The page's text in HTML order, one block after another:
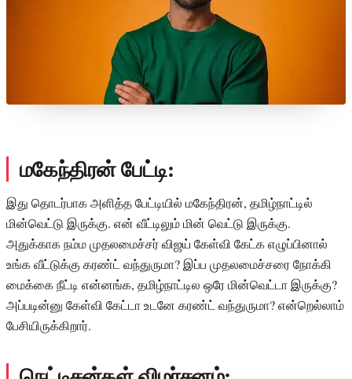
மகேந்திரன் பேட்டி:
இது தொடர்பாக அளித்த பேட்டியில் மகேந்திரன், தமிழ்நாட்டில்
மின்வெட்டு இருக்கு. என் வீட்டிலும் மின் வெட்டு இருக்கு.
அதுக்காக நம்ம முதலமைச்சர் விஜய் கேள்வி கேட்க எழுப்பினால்
உங்க வீட்டுக்கு கரண்ட் வந்துருமா? இப்ப முதலமைச்சரை நோக்கி
மைக்கை நீட்டி என்னங்க, தமிழ்நாட்டில ஒரே மின்வெட்டா இருக்கு?
அப்படின்னு கேள்வி கேட்டா உடனே கரண்ட் வந்துருமா? என்றெல்லாம்
பேசியிருக்கிறார்.